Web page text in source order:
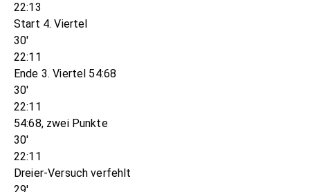
22:13
Start 4. Viertel
30'
22:11
Ende 3. Viertel 54:68
30'
22:11
54:68, zwei Punkte
30'
22:11
Dreier-Versuch verfehlt